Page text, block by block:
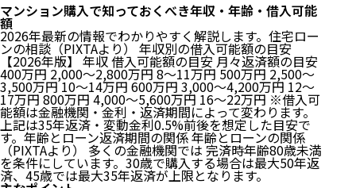
マンション購入で知っておくべき年収・年齢・借入可能
額
2026年最新の情報でわかりやすく解説します。住宅ロー
ンの相談（PIXTAより） 年収別の借入可能額の目安
【2026年版】 年収 借入可能額の目安 月々返済額の目安
400万円 2,000〜2,800万円 8〜11万円 500万円 2,500〜
3,500万円 10〜14万円 600万円 3,000〜4,200万円 12〜
17万円 800万円 4,000〜5,600万円 16〜22万円 ※借入可
能額は金融機関・金利・返済期間によって変わります。
上記は35年返済・変動金利0.5%前後を想定した目安で
す。年齢とローン返済期間の関係 年齢とローンの関係
（PIXTAより） 多くの金融機関では 完済時年齢80歳未満
を条件にしています。30歳で購入する場合は最大50年返
済、45歳では最大35年返済が上限となります。